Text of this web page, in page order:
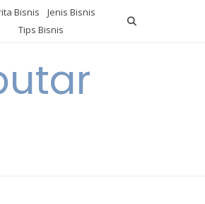
Bisnis
Jenis Bisnis
Tips Bisnis